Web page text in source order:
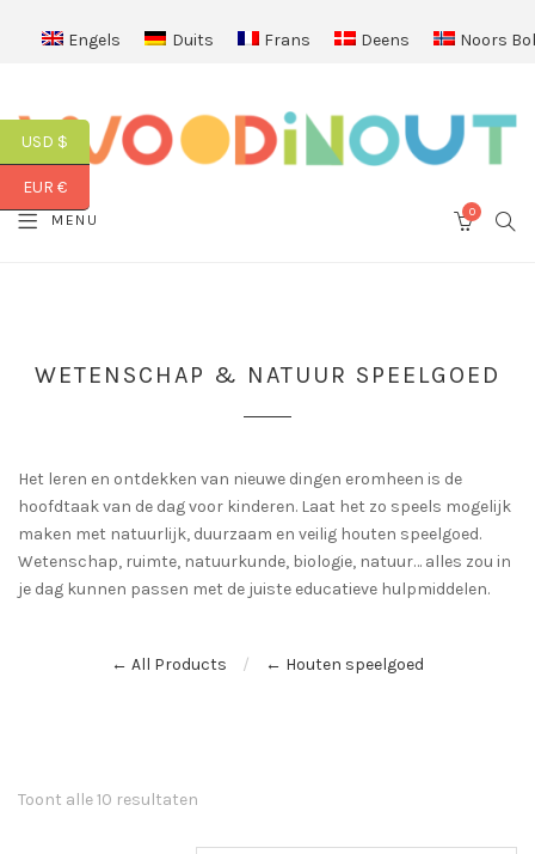
Engels Duits Frans Deens Noors
MENU 0
WETENSCHAP & NATUUR SPEELGOED
Het leren en ontdekken van nieuwe dingen eromheen is de
hoofdtaak van de dag voor kinderen. Laat het zo speels mogelijk
maken met natuurlijk, duurzaam en veilig houten speelgoed.
Wetenschap, ruimte, natuurkunde, biologie, natuur… alles zou in
je dag kunnen passen met de juiste educatieve hulpmiddelen.
← All Products ← Houten speelgoed
Toont alle 10 resultaten
USD $
EUR €